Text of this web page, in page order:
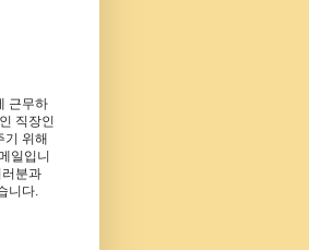
근무하
직장인
기 위해
일입니
분과
니다.